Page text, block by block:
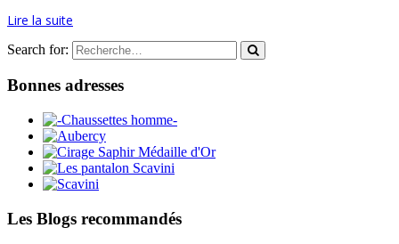
Lire la suite
Search for:
Bonnes adresses
Les Blogs recommandés